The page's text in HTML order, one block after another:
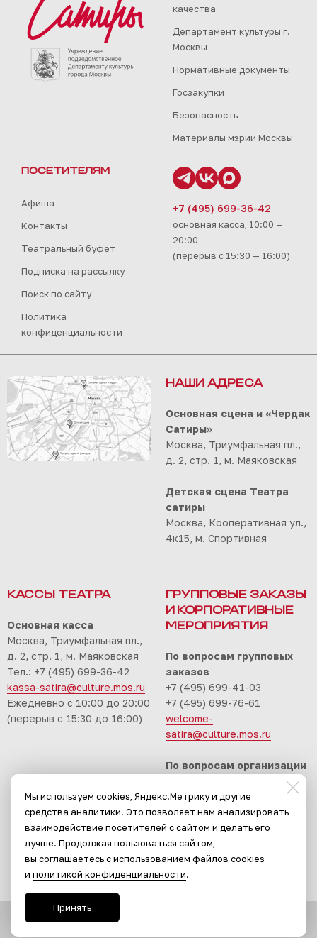
качества
Департамент культуры г.
Москвы
Нормативные документы
Госзакупки
Безопасность
Материалы мэрии Москвы
ПОСЕТИТЕЛЯМ
Афиша
Контакты
Театральный буфет
Подписка на рассылку
Поиск по сайту
Политика
конфиденциальности
+7 (495) 699-36-42
основная касса, 10:00 —
20:00
(перерыв с 15:30 — 16:00)
НАШИ АДРЕСА
Основная сцена и «Чердак
Сатиры»
Москва, Триумфальная пл.,
д. 2, стр. 1, м. Маяковская
Детская сцена Театра
сатиры
Москва, Кооперативная ул.,
4к15, м. Спортивная
КАССЫ ТЕАТРА
Основная касса
Москва, Триумфальная пл.,
д. 2, стр. 1, м. Маяковская
Тел.: +7 (495) 699-36-42
kassa-satira@culture.mos.ru
Ежедневно с 10:00 до 20:00
(перерыв с 15:30 до 16:00)
ГРУППОВЫЕ ЗАКАЗЫ
И КОРПОРАТИВНЫЕ
МЕРОПРИЯТИЯ
По вопросам групповых
заказов
+7 (495) 699-41-03
+7 (495) 699-76-61
welcome-
satira@culture.mos.ru
По вопросам организации
мероприятий
+7 (495) 699-94-30
event-satira@culture.mos.ru
Сайт разработан в
Мы используем cookies, Яндекс.Метрику и другие
средства аналитики. Это позволяет нам анализировать
взаимодействие посетителей с сайтом и делать его
лучше. Продолжая пользоваться сайтом,
вы соглашаетесь с использованием файлов cookies
и политикой конфиденциальности.
Принять